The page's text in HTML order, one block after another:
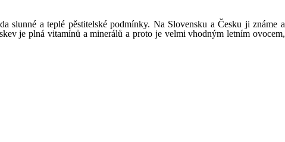
a teplé pěstitelské podmínky. Na Slovensku a Česku ji známe a
je plná vitamínů a minerálů a proto je velmi vhodným letním ovocem,